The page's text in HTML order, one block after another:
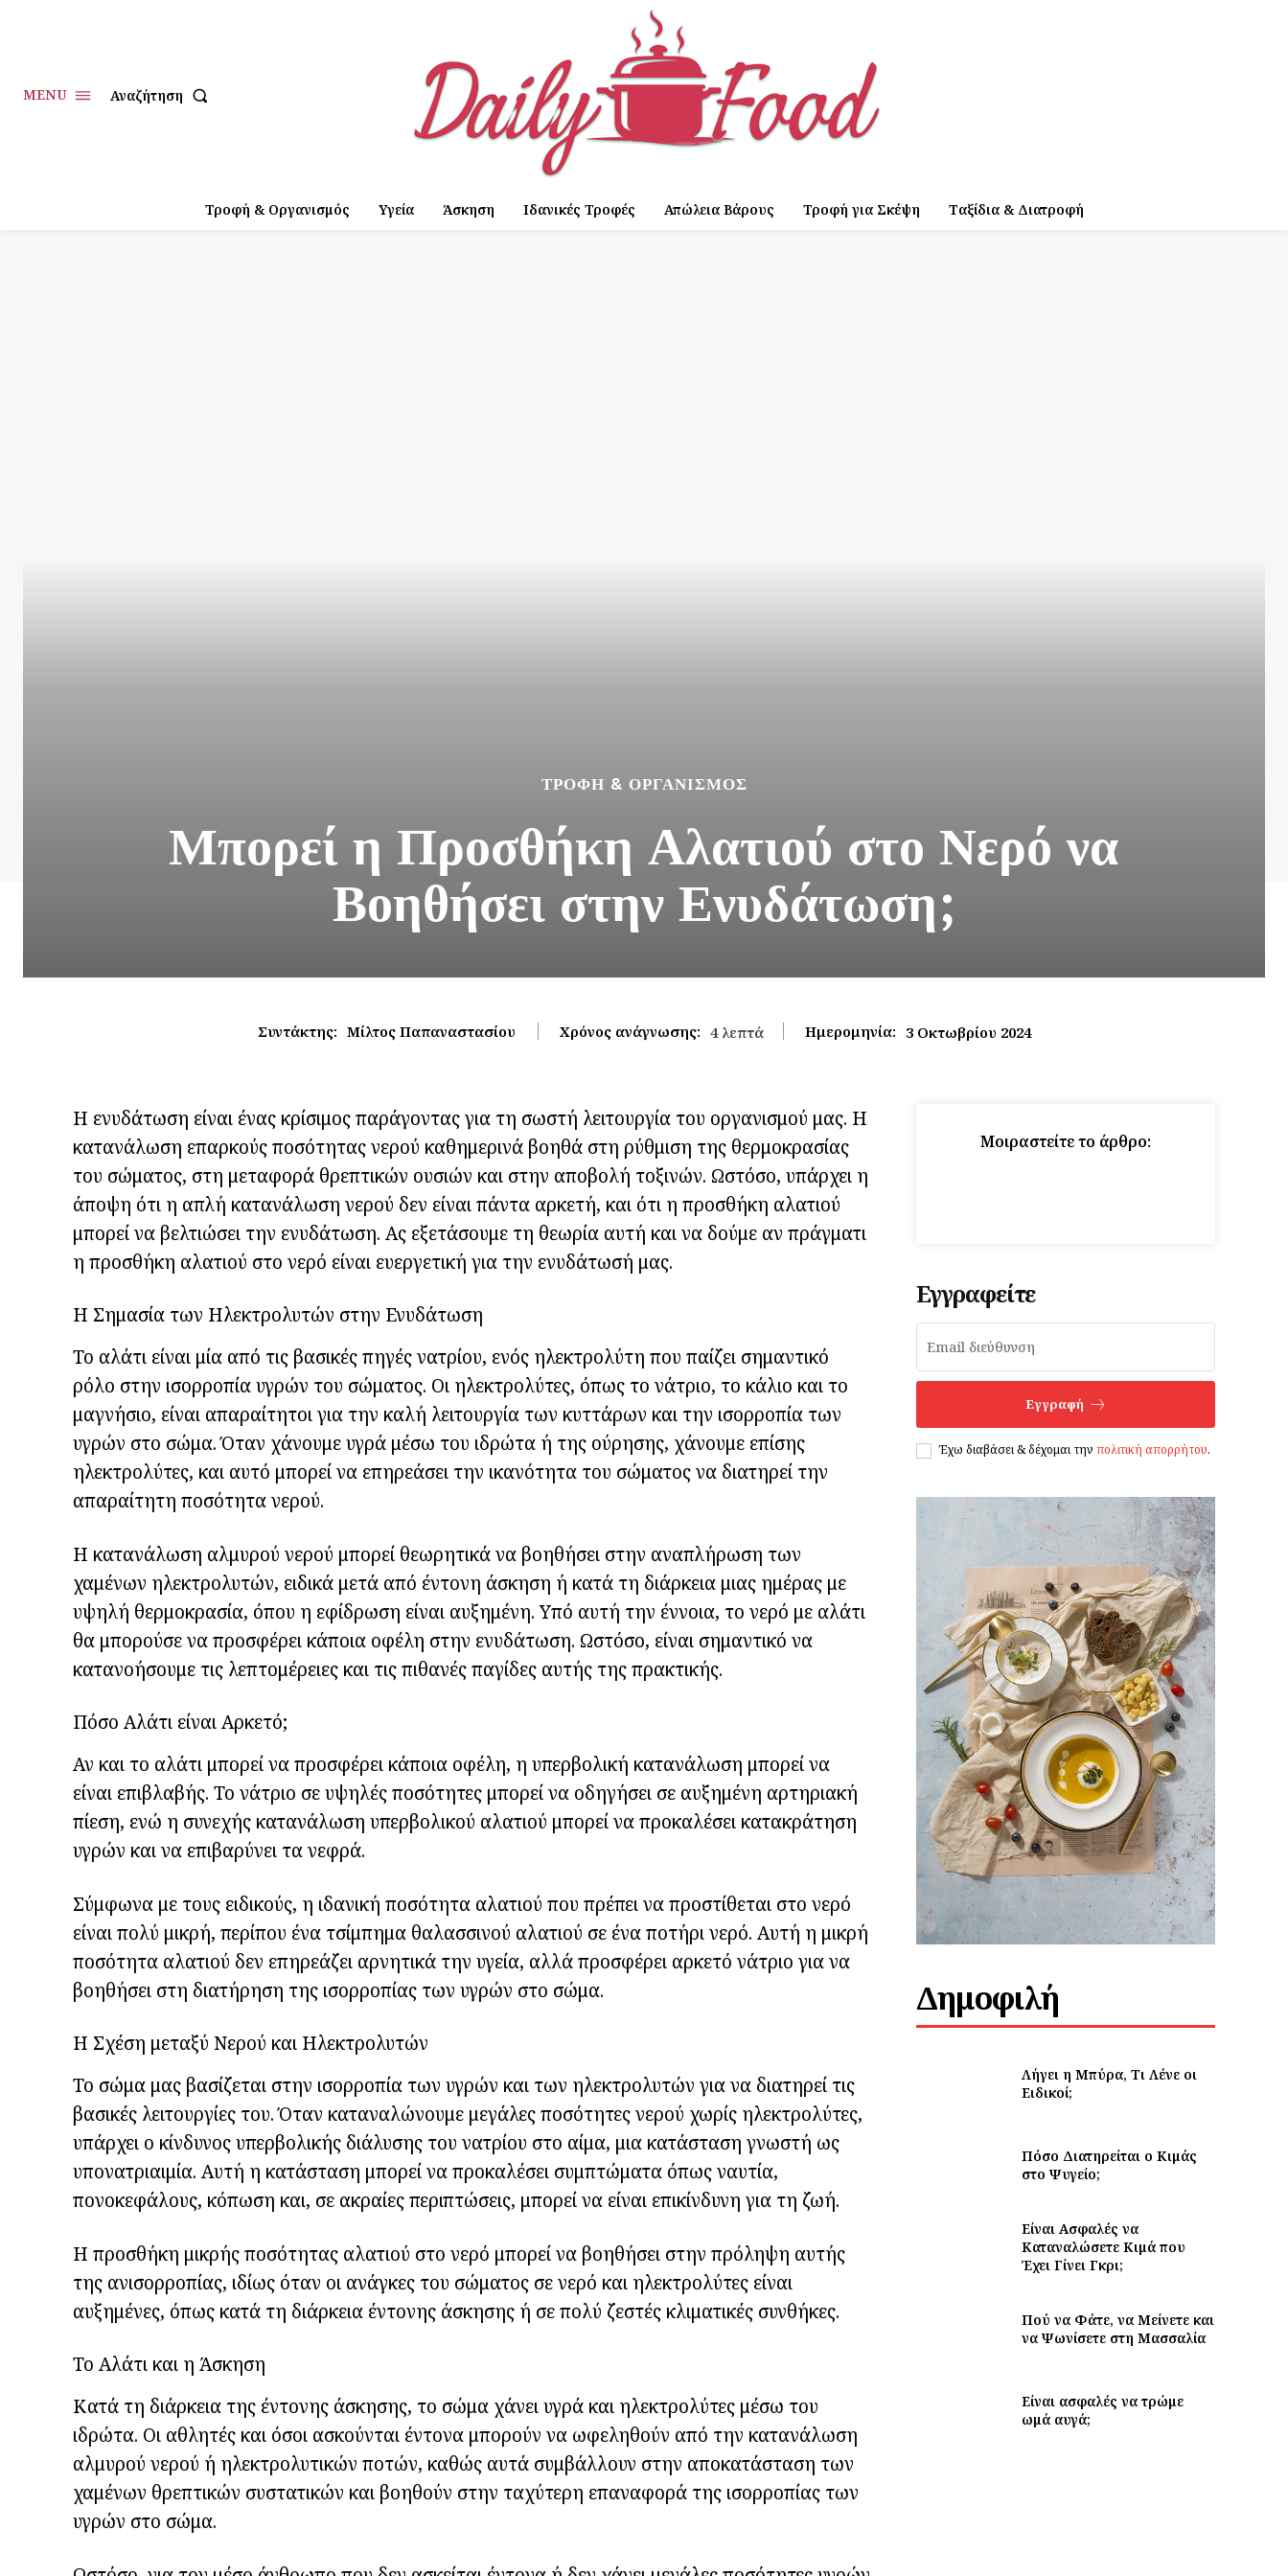
MENU Αναζήτηση
Τροφή & Οργανισμός Υγεία Άσκηση Ιδανικές Τροφές Απώλεια Βάρους Τροφή για Σκέψη Ταξίδια & Διατροφή
ΤΡΟΦΉ & ΟΡΓΑΝΙΣΜΌΣ
Μπορεί η Προσθήκη Αλατιού στο Νερό να
Βοηθήσει στην Ενυδάτωση;
Συντάκτης: Μίλτος Παπαναστασίου Χρόνος ανάγνωσης: 4λεπτά Ημερομηνία: 3 Οκτωβρίου 2024
Η ενυδάτωση είναι ένας κρίσιμος παράγοντας για τη σωστή λειτουργία του οργανισμού μας. Η
κατανάλωση επαρκούς ποσότητας νερού καθημερινά βοηθά στη ρύθμιση της θερμοκρασίας
του σώματος, στη μεταφορά θρεπτικών ουσιών και στην αποβολή τοξινών. Ωστόσο, υπάρχει η
άποψη ότι η απλή κατανάλωση νερού δεν είναι πάντα αρκετή, και ότι η προσθήκη αλατιού
μπορεί να βελτιώσει την ενυδάτωση. Ας εξετάσουμε τη θεωρία αυτή και να δούμε αν πράγματι
η προσθήκη αλατιού στο νερό είναι ευεργετική για την ενυδάτωσή μας.
Η Σημασία των Ηλεκτρολυτών στην Ενυδάτωση
Το αλάτι είναι μία από τις βασικές πηγές νατρίου, ενός ηλεκτρολύτη που παίζει σημαντικό
ρόλο στην ισορροπία υγρών του σώματος. Οι ηλεκτρολύτες, όπως το νάτριο, το κάλιο και το
μαγνήσιο, είναι απαραίτητοι για την καλή λειτουργία των κυττάρων και την ισορροπία των
υγρών στο σώμα. Όταν χάνουμε υγρά μέσω του ιδρώτα ή της ούρησης, χάνουμε επίσης
ηλεκτρολύτες, και αυτό μπορεί να επηρεάσει την ικανότητα του σώματος να διατηρεί την
απαραίτητη ποσότητα νερού.
Η κατανάλωση αλμυρού νερού μπορεί θεωρητικά να βοηθήσει στην αναπλήρωση των
χαμένων ηλεκτρολυτών, ειδικά μετά από έντονη άσκηση ή κατά τη διάρκεια μιας ημέρας με
υψηλή θερμοκρασία, όπου η εφίδρωση είναι αυξημένη. Υπό αυτή την έννοια, το νερό με αλάτι
θα μπορούσε να προσφέρει κάποια οφέλη στην ενυδάτωση. Ωστόσο, είναι σημαντικό να
κατανοήσουμε τις λεπτομέρειες και τις πιθανές παγίδες αυτής της πρακτικής.
Πόσο Αλάτι είναι Αρκετό;
Αν και το αλάτι μπορεί να προσφέρει κάποια οφέλη, η υπερβολική κατανάλωση μπορεί να
είναι επιβλαβής. Το νάτριο σε υψηλές ποσότητες μπορεί να οδηγήσει σε αυξημένη αρτηριακή
πίεση, ενώ η συνεχής κατανάλωση υπερβολικού αλατιού μπορεί να προκαλέσει κατακράτηση
υγρών και να επιβαρύνει τα νεφρά.
Σύμφωνα με τους ειδικούς, η ιδανική ποσότητα αλατιού που πρέπει να προστίθεται στο νερό
είναι πολύ μικρή, περίπου ένα τσίμπημα θαλασσινού αλατιού σε ένα ποτήρι νερό. Αυτή η μικρή
ποσότητα αλατιού δεν επηρεάζει αρνητικά την υγεία, αλλά προσφέρει αρκετό νάτριο για να
βοηθήσει στη διατήρηση της ισορροπίας των υγρών στο σώμα.
Η Σχέση μεταξύ Νερού και Ηλεκτρολυτών
Το σώμα μας βασίζεται στην ισορροπία των υγρών και των ηλεκτρολυτών για να διατηρεί τις
βασικές λειτουργίες του. Όταν καταναλώνουμε μεγάλες ποσότητες νερού χωρίς ηλεκτρολύτες,
υπάρχει ο κίνδυνος υπερβολικής διάλυσης του νατρίου στο αίμα, μια κατάσταση γνωστή ως
υπονατριαιμία. Αυτή η κατάσταση μπορεί να προκαλέσει συμπτώματα όπως ναυτία,
πονοκεφάλους, κόπωση και, σε ακραίες περιπτώσεις, μπορεί να είναι επικίνδυνη για τη ζωή.
Η προσθήκη μικρής ποσότητας αλατιού στο νερό μπορεί να βοηθήσει στην πρόληψη αυτής
της ανισορροπίας, ιδίως όταν οι ανάγκες του σώματος σε νερό και ηλεκτρολύτες είναι
αυξημένες, όπως κατά τη διάρκεια έντονης άσκησης ή σε πολύ ζεστές κλιματικές συνθήκες.
Το Αλάτι και η Άσκηση
Κατά τη διάρκεια της έντονης άσκησης, το σώμα χάνει υγρά και ηλεκτρολύτες μέσω του
ιδρώτα. Οι αθλητές και όσοι ασκούνται έντονα μπορούν να ωφεληθούν από την κατανάλωση
αλμυρού νερού ή ηλεκτρολυτικών ποτών, καθώς αυτά συμβάλλουν στην αποκατάσταση των
χαμένων θρεπτικών συστατικών και βοηθούν στην ταχύτερη επαναφορά της ισορροπίας των
υγρών στο σώμα.
Μοιραστείτε το άρθρο:
Εγγραφείτε
Εγγραφή
Έχω διαβάσει & δέχομαι τηνπολιτική απορρήτου.
Δημοφιλή
Λήγει η Μπύρα, Τι Λένε οι
Ειδικοί;
Πόσο Διατηρείται ο Κιμάς
στο Ψυγείο;
Είναι Ασφαλές να
Καταναλώσετε Κιμά που
Έχει Γίνει Γκρι;
Πού να Φάτε, να Μείνετε και
να Ψωνίσετε στη Μασσαλία
Είναι ασφαλές να τρώμε
ωμά αυγά;